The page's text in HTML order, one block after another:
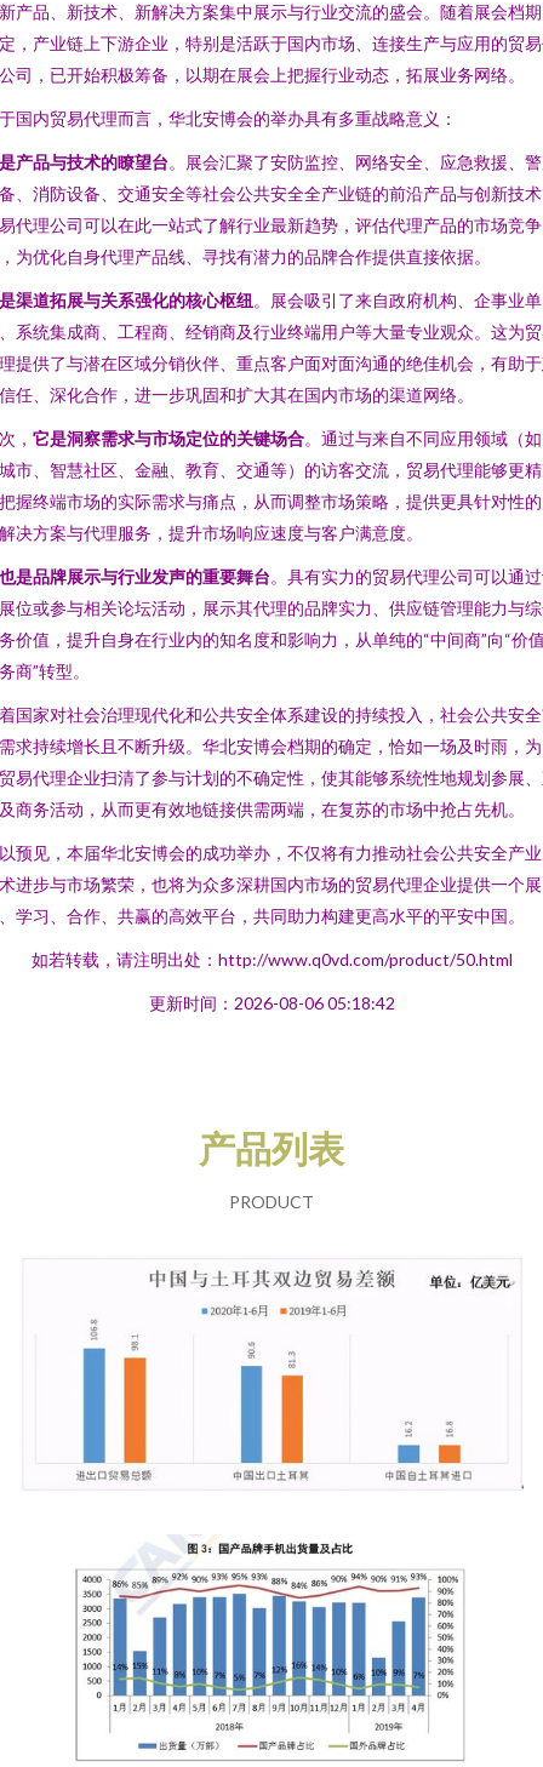
产品、新技术、新解决方案集中展示与行业交流的盛会。随着展会档
，产业链上下游企业，特别是活跃于国内市场、连接生产与应用的贸
司，已开始积极筹备，以期在展会上把握行业动态，拓展业务网络。
国内贸易代理而言，华北安博会的举办具有多重战略意义：
产品与技术的瞭望台。展会汇聚了安防监控、网络安全、应急救援、
、消防设备、交通安全等社会公共安全全产业链的前沿产品与创新技
代理公司可以在此一站式了解行业最新趋势，评估代理产品的市场竞争
为优化自身代理产品线、寻找有潜力的品牌合作提供直接依据。
渠道拓展与关系强化的核心枢纽 。展会吸引了来自政府机构、企事业单
系统集成商、工程商、经销商及行业终端用户等大量专业观众。这为
提供了与潜在区域分销伙伴、重点客户面对面沟通的绝佳机会，有助
任、深化合作，进一步巩固和扩大其在国内市场的渠道网络。
， 它是洞察需求与市场定位的关键场合。通过与来自不同应用领域（
市、智慧社区、金融、教育、交通等）的访客交流，贸易代理能够更
握终端市场的实际需求与痛点，从而调整市场策略，提供更具针对性
决方案与代理服务，提升市场响应速度与客户满意度。
是品牌展示与行业发声的重要舞台。具有实力的贸易代理公司可以通
位或参与相关论坛活动，展示其代理的品牌实力、供应链管理能力与
价值，提升自身在行业内的知名度和影响力，从单纯的“中间商”向“价
商”转型。
国家对社会治理现代化和公共安全体系建设的持续投入，社会公共安
求持续增长且不断升级。华北安博会档期的确定，恰如一场及时雨，
易代理企业扫清了参与计划的不确定性，使其能够系统性地规划参展
商务活动，从而更有效地链接供需两端，在复苏的市场中抢占先机。
预见，本届华北安博会的成功举办，不仅将有力推动社会公共安全产
进步与市场繁荣，也将为众多深耕国内市场的贸易代理企业提供一个展
学习、合作、共赢的高效平台，共同助力构建更高水平的平安中国。
如若转载，请注明出处：http://www.q0vd.com/product/50.html
更新时间：2026-08-06 05:18:42
产品列表
PRODUCT